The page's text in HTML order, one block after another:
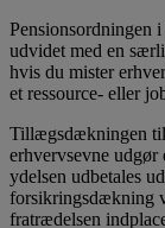
Pensionsordningen
udvidet med en
hvis du mister
et ressource- eller
Tillægsdækningen
erhvervsevne udgør
ydelsen udbetales
forsikringsdækning
fratrædelsen